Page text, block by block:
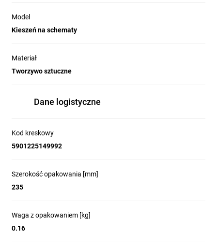
Model
Kieszeń na schematy
Materiał
Tworzywo sztuczne
Dane logistyczne
Kod kreskowy
5901225149992
Szerokość opakowania [mm]
235
Waga z opakowaniem [kg]
0.16